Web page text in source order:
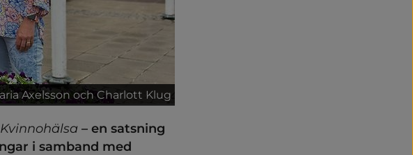
Axelsson och Charlott Klug
Kvinnohälsa – en satsning
i samband med